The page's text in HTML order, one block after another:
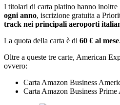
I titolari di carta platino hanno inoltre
ogni anno, iscrizione gratuita a
track nei principali aeroporti
La quota della carta è di 60 € al mese.
Oltre a queste tre carte, American
ovvero:
Carta Amazon Business
Carta Amazon Business Prime